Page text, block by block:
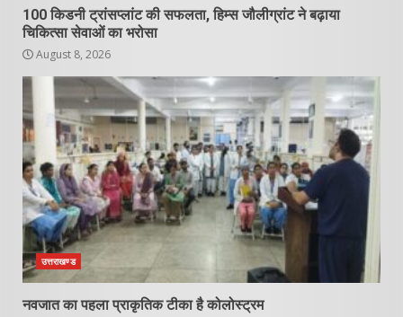
100 किडनी ट्रांसप्लांट की सफलता, हिम्स जौलीग्रांट ने बढ़ाया
चिकित्सा सेवाओं का भरोसा
August 8, 2026
उत्तराखण्ड
नवजात का पहला प्राकृतिक टीका है कोलोस्ट्रम